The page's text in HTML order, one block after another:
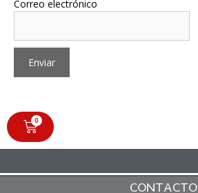
Correo electrónico
0
CONTACTO